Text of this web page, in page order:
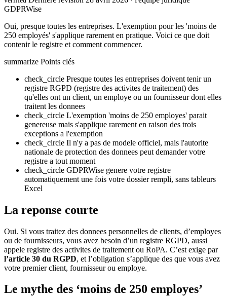
GDPRWise
Oui, presque toutes les entreprises. L'exemption pour les 'moins de
250 employés' s'applique rarement en pratique. Voici ce que doit
contenir le registre et comment commencer.
summarize Points clés
check_circle Presque toutes les entreprises doivent tenir un
registre RGPD (registre des activites de traitement) des
qu'elles ont un client, un employe ou un fournisseur dont elles
traitent les donnees
check_circle L'exemption 'moins de 250 employes' parait
genereuse mais s'applique rarement en raison des trois
exceptions a l'exemption
check_circle Il n'y a pas de modele officiel, mais l'autorite
nationale de protection des donnees peut demander votre
registre a tout moment
check_circle GDPRWise genere votre registre
automatiquement une fois votre dossier rempli, sans tableurs
Excel
La reponse courte
Oui. Si vous traitez des donnees personnelles de clients, d’employes
ou de fournisseurs, vous avez besoin d’un registre RGPD, aussi
appele registre des activites de traitement ou RoPA. C’est exige par
l’article 30 du RGPD, et l’obligation s’applique des que vous avez
votre premier client, fournisseur ou employe.
Le mythe des ‘moins de 250 employes’